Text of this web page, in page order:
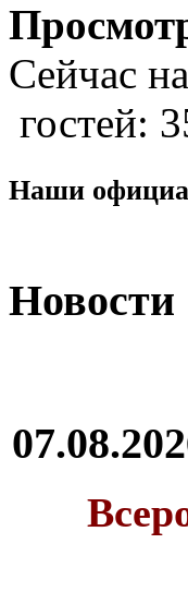
Сейчас
гостей:
Наши
Новости